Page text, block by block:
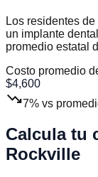
Los residentes de
un implante dental
promedio estatal
Costo promedio
$4,600
trending_down7% vs
Calcula tu
Rockville